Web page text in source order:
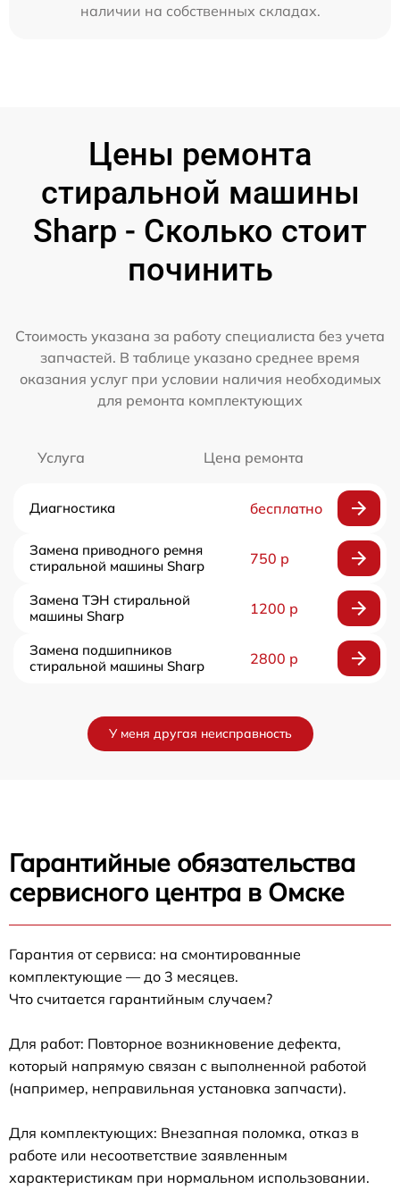
наличии на собственных складах.
Цены ремонта
стиральной машины
Sharp - Сколько стоит
починить
Стоимость указана за работу специалиста без учета
запчастей. В таблице указано среднее время
оказания услуг при условии наличия необходимых
для ремонта комплектующих
Услуга Цена ремонта
Диагностика бесплатно
Замена приводного ремня
стиральной машины Sharp
750 р
Замена ТЭН стиральной
машины Sharp
1200 р
Замена подшипников
стиральной машины Sharp
2800 р
У меня другая неисправность
Гарантийные обязательства
сервисного центра в Омске
Гарантия от сервиса: на смонтированные
комплектующие — до 3 месяцев.
Что считается гарантийным случаем?
Для работ: Повторное возникновение дефекта,
который напрямую связан с выполненной работой
(например, неправильная установка запчасти).
Для комплектующих: Внезапная поломка, отказ в
работе или несоответствие заявленным
характеристикам при нормальном использовании.